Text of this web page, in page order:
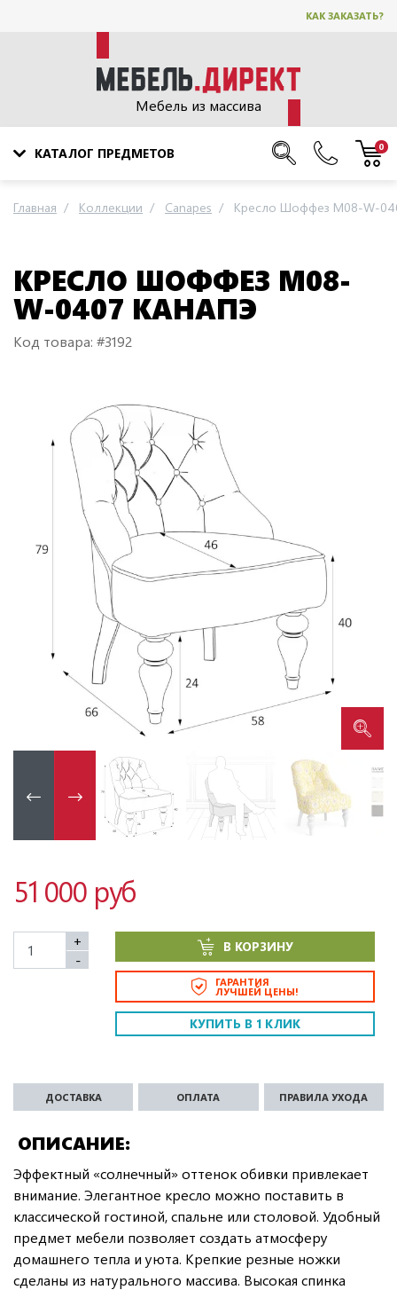
КАК ЗАКАЗАТЬ?
Мебель из массива
КАТАЛОГ ПРЕДМЕТОВ 0
Главная Коллекции Canapes Кресло Шоффез M08-W-
КРЕСЛО ШОФФЕЗ M08-
W-0407 КАНАПЭ
Код товара: #3192
51 000 руб
+
-
В КОРЗИНУ
ГАРАНТИЯ
ЛУЧШЕЙ ЦЕНЫ!
КУПИТЬ В 1 КЛИК
ОПИСАНИЕ
ДОСТАВКА ОПЛАТА ПРАВИЛА УХОДА
Эффектный «солнечный» оттенок обивки привлекает
внимание. Элегантное кресло можно поставить в
классической гостиной, спальне или столовой. Удобный
предмет мебели позволяет создать атмосферу
домашнего тепла и уюта. Крепкие резные ножки
сделаны из натурального массива. Высокая спинка